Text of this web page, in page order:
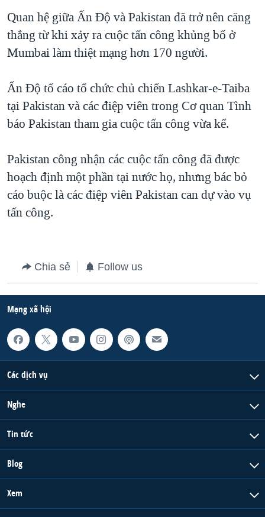
Quan hệ giữa Ấn Ðộ và Pakistan đã trở nên căng
thẳng từ khi xảy ra cuộc tấn công khủng bố ở
Mumbai làm thiệt mạng hơn 170 người.
Ấn Ðộ tố cáo tổ chức chủ chiến Lashkar-e-Taiba
tại Pakistan và các điệp viên trong Cơ quan Tình
báo Pakistan tham gia cuộc tấn công vừa kể.
Pakistan công nhận các cuộc tấn công đã được
hoạch định một phần tại nước họ, nhưng bác bỏ
cáo buộc là các điệp viên Pakistan can dự vào vụ
tấn công.
Chia sẻ Follow us
Mạng xã hội
Các dịch vụ
Nghe
Tin tức
Blog
Xem